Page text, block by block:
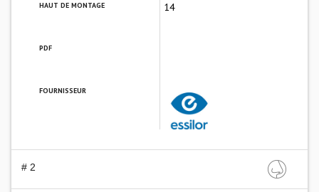
HAUT DE MONTAGE 14
PDF
FOURNISSEUR
# 2